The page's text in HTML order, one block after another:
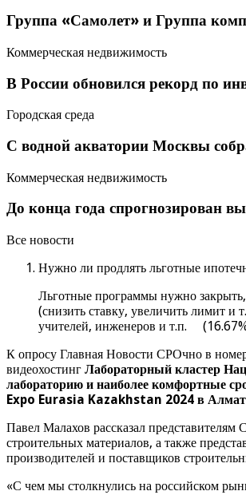
Группа «Самолет» и Группа
Коммерческая недвижимость
В России обновился рекорд по
Городская среда
С водной акватории Москвы
Коммерческая недвижимость
До конца года спрогнозирован
Все новости
Нужно ли продлять льготные
Льготные программы нужно
(снизить ставку, увеличить лимит
учителей, инженеров и т.п.
К опросу Главная Новости СРОчно в
видеохостинг Лабораторный кластер
лабораторию и наиболее комфортные
Expo Eurasia Kazakhstan 2024 в
Павел Малахов рассказал
строительных материалов, а также
производителей и поставщиков
«С чем мы столкнулись на российском